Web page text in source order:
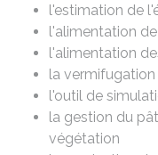
l'estimation de
l'alimentation
l'alimentation
la
l'outil de
la gestion du
végétation